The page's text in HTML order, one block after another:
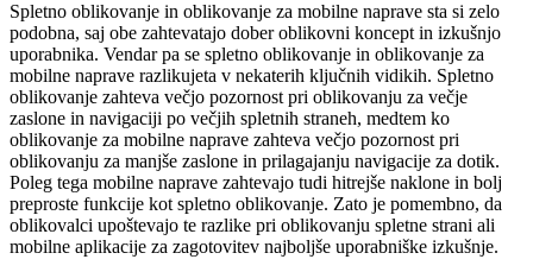
Spletno oblikovanje in oblikovanje za mobilne naprave sta si zelo
podobna, saj obe zahtevatajo dober oblikovni koncept in izkušnjo
uporabnika. Vendar pa se spletno oblikovanje in oblikovanje za
mobilne naprave razlikujeta v nekaterih ključnih vidikih. Spletno
oblikovanje zahteva večjo pozornost pri oblikovanju za večje
zaslone in navigaciji po večjih spletnih straneh, medtem ko
oblikovanje za mobilne naprave zahteva večjo pozornost pri
oblikovanju za manjše zaslone in prilagajanju navigacije za dotik.
Poleg tega mobilne naprave zahtevajo tudi hitrejše naklone in bolj
preproste funkcije kot spletno oblikovanje. Zato je pomembno, da
oblikovalci upoštevajo te razlike pri oblikovanju spletne strani ali
mobilne aplikacije za zagotovitev najboljše uporabniške izkušnje.